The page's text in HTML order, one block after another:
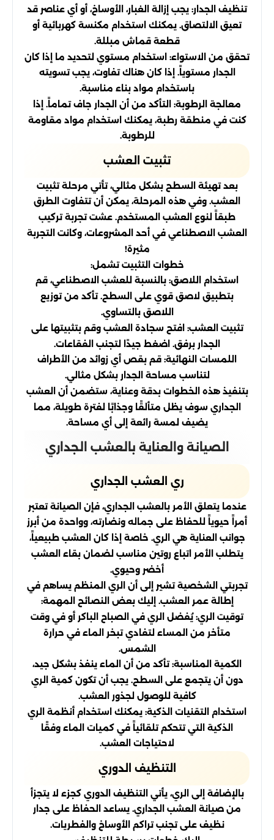
تنظيف الجدار: يجب إزالة الغبار، الأوساخ، أو أي عناصر قد
تعيق الالتصاق. يمكنك استخدام مكنسة كهربائية أو
قطعة قماش مبللة.
تحقق من الاستواء: استخدام مستوي لتحديد ما إذا كان
الجدار مستوياً. إذا كان هناك تفاوت، يجب تسويته
باستخدام مواد بناء مناسبة.
معالجة الرطوبة: التأكد من أن الجدار جاف تماماً. إذا
كنت في منطقة رطبة، يمكنك استخدام مواد مقاومة
للرطوبة.
تثبيت العشب
بعد تهيئة السطح بشكل مثالي، تأتي مرحلة تثبيت
العشب. وفي هذه المرحلة، يمكن أن تتفاوت الطرق
طبقاً لنوع العشب المستخدم. عشت تجربة تركيب
العشب الاصطناعي في أحد المشروعات، وكانت التجربة
مثيرة!
خطوات التثبيت تشمل:
استخدام اللاصق: بالنسبة للعشب الاصطناعي، قم
بتطبيق لاصق قوي على السطح. تأكد من توزيع
اللاصق بالتساوي.
تثبيت العشب: افتح سجادة العشب وقم بتثبيتها على
الجدار برفق. اضغط جيدًا لتجنب الفقاعات.
اللمسات النهائية: قم بقص أي زوائد من الأطراف
لتناسب مساحة الجدار بشكل مثالي.
بتنفيذ هذه الخطوات بدقة وعناية، ستضمن أن العشب
الجداري سوف يظل متألقًا وجذابًا لفترة طويلة، مما
يضيف لمسة رائعة إلى أي مساحة.
الصيانة والعناية بالعشب الجداري
ري العشب الجداري
عندما يتعلق الأمر بالعشب الجداري، فإن الصيانة تعتبر
أمراً حيوياً للحفاظ على جماله ونضارته، وواحدة من أبرز
جوانب العناية هي الري. خاصة إذا كان العشب طبيعياً،
يتطلب الأمر اتباع روتين مناسب لضمان بقاء العشب
أخضر وحيوي.
تجربتي الشخصية تشير إلى أن الري المنظم يساهم في
إطالة عمر العشب. إليك بعض النصائح المهمة:
توقيت الري: يُفضل الري في الصباح الباكر أو في وقت
متأخر من المساء لتفادي تبخر الماء في حرارة
الشمس.
الكمية المناسبة: تأكد من أن الماء ينفذ بشكل جيد،
دون أن يتجمع على السطح. يجب أن تكون كمية الري
كافية للوصول لجذور العشب.
استخدام التقنيات الذكية: يمكنك استخدام أنظمة الري
الذكية التي تتحكم تلقائياً في كميات الماء وفقًا
لاحتياجات العشب.
التنظيف الدوري
بالإضافة إلى الري، يأتي التنظيف الدوري كجزء لا يتجزأ
من صيانة العشب الجداري. يساعد الحفاظ على جدار
نظيف على تجنب تراكم الأوساخ والفطريات.